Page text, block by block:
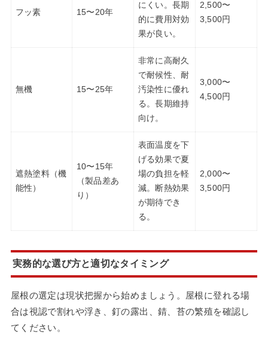
フッ素 15〜20年
にくい。長期
的に費用対効
果が良い。
2,500〜
3,500円
無機 15〜25年
非常に高耐久
で耐候性、耐
汚染性に優れ
る。長期維持
向け。
3,000〜
4,500円
遮熱塗料（機
能性）
10〜15年
（製品差あ
り）
表面温度を下
げる効果で夏
場の負担を軽
減。断熱効果
が期待でき
る。
2,000〜
3,500円
実務的な選び方と適切なタイミング
屋根の選定は現状把握から始めましょう。屋根に登れる場
合は視認で割れや浮き、釘の露出、錆、苔の繁殖を確認し
てください。